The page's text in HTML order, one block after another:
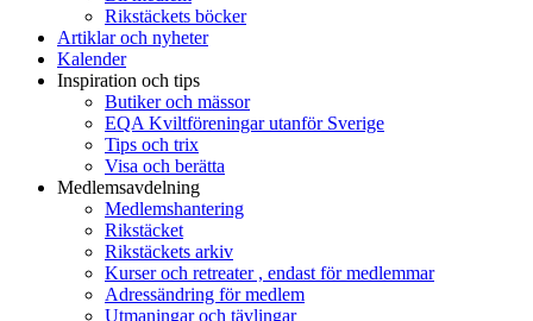
Rikstäckets böcker
Artiklar och nyheter
Kalender
Inspiration och tips
Butiker och mässor
EQA Kviltföreningar utanför Sverige
Tips och trix
Visa och berätta
Medlemsavdelning
Medlemshantering
Rikstäcket
Rikstäckets arkiv
Kurser och retreater , endast för medlemmar
Adressändring för medlem
Utmaningar och tävlingar